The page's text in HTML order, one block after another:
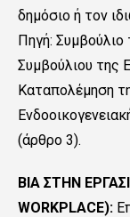
δημόσιο ή τον
Πηγή:
Συμβούλιου της
Καταπολέμηση
(άρθρο 3).
ΒΙΑ ΣΤΗΝ
WORKPLACE):